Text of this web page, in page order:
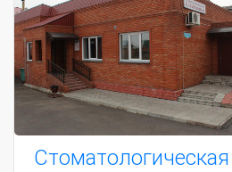
Стоматологическая